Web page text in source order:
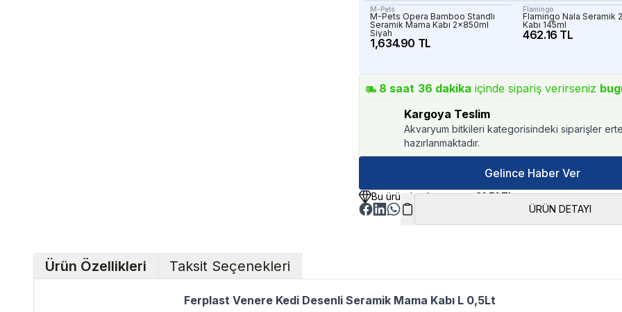
M-Pets
M-Pets Opera Bamboo Standlı
Seramik Mama Kabı 2x850ml
Siyah
1,634.90 TL
Flamingo
Flamingo Nala Seramik
Kabı 145ml
462.16 TL
8 saat 36 dakika içinde sipariş verirseniz
Kargoya Teslim
Akvaryum bitkileri kategorisindeki siparişler
hazırlanmaktadır.
Gelince Haber Ver
Bu üründen kazancınız21.51 TL
ÜRÜN DETAYI
Ürün Özellikleri Taksit Seçenekleri
Ferplast Venere Kedi Desenli Seramik Mama Kabı L 0,5Lt